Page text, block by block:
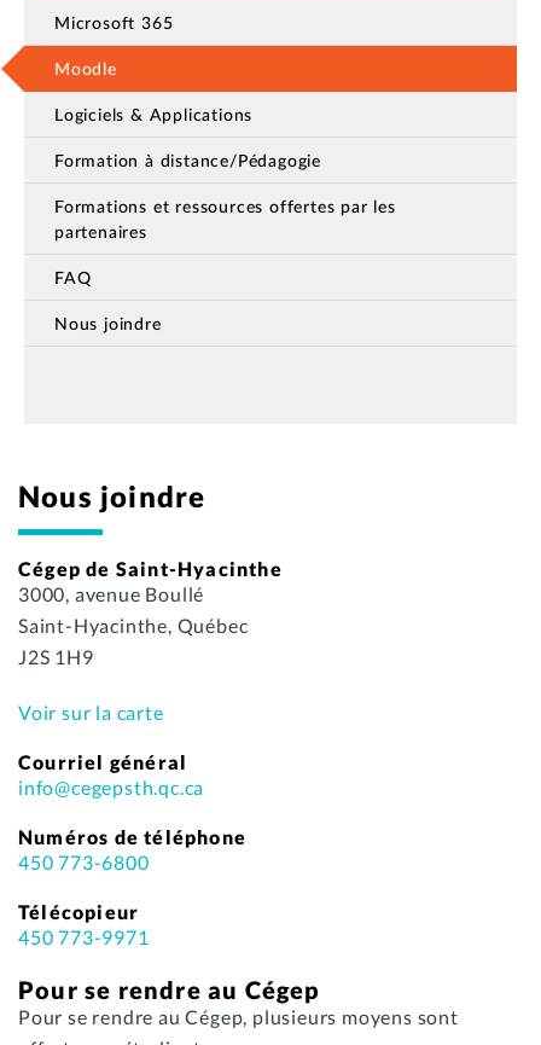
Microsoft 365
Moodle
Logiciels & Applications
Formation à distance/Pédagogie
Formations et ressources offertes par les
partenaires
FAQ
Nous joindre
Nous joindre
Cégep de Saint-Hyacinthe
3000, avenue Boullé
Saint-Hyacinthe, Québec
J2S 1H9
Voir sur la carte
Courriel général
info@cegepsth.qc.ca
Numéros de téléphone
450 773-6800
Télécopieur
450 773-9971
Pour se rendre au Cégep
Pour se rendre au Cégep, plusieurs moyens sont